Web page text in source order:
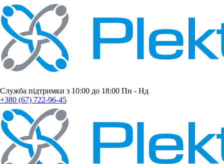
Служба підтримки з 10:00 до 18:00 Пн - Нд
+380 (67) 722-96-45